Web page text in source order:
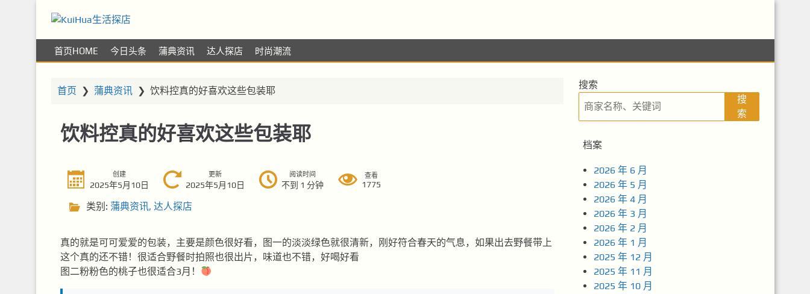
首页HOME 今日头条 蒲典资讯 达人探店 时尚潮流
首页 ❯ 蒲典资讯❯ 饮料控真的好喜欢这些包装耶
饮料控真的好喜欢这些包装耶
创建
2025年5月10日
更新
2025年5月10日
阅读时间
不到 1 分钟
查看
1775
类别: 蒲典资讯, 达人探店
真的就是可可爱爱的包装，主要是颜色很好看，图一的淡淡绿色就很清新，刚好符合春天的气息，如果出去野餐带上
这个真的还不错！很适合野餐时拍照也很出片，味道也不错，好喝好看
图二粉粉色的桃子也很适合3月！
搜索
搜
索
档案
2026 年 6 月
2026 年 5 月
2026 年 4 月
2026 年 3 月
2026 年 2 月
2026 年 1 月
2025 年 12 月
2025 年 11 月
2025 年 10 月